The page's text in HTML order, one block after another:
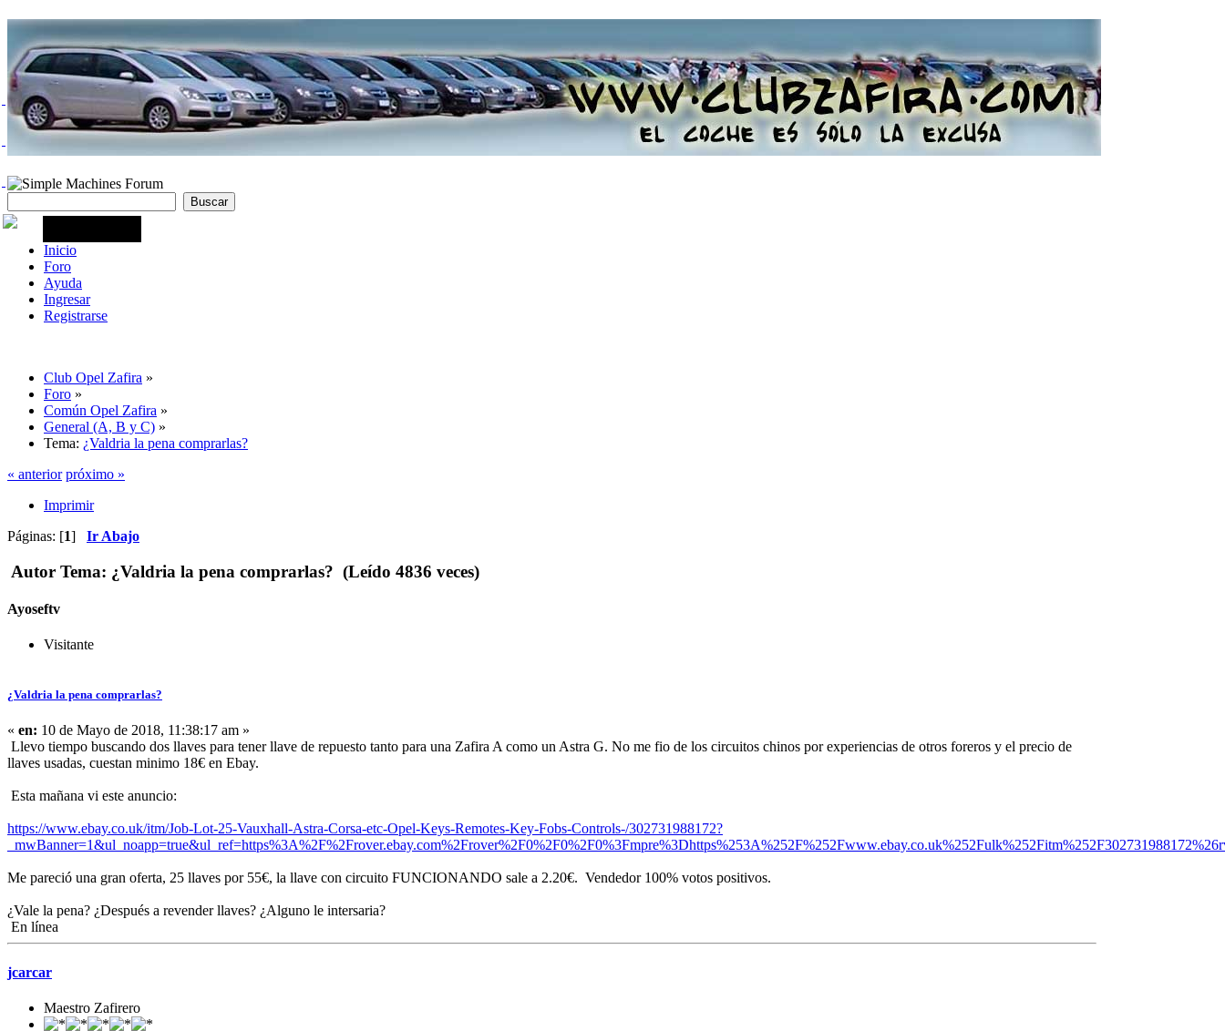
Inicio
Foro
Ayuda
Ingresar
Registrarse
Club Opel Zafira »
Foro »
Común Opel Zafira »
General (A, B y C) »
Tema: ¿Valdria la pena comprarlas?
« anterior próximo »
Imprimir
Páginas: [1] Ir Abajo
Autor Tema: ¿Valdria la pena comprarlas? (Leído 4836 veces)
Ayoseftv
Visitante
¿Valdria la pena comprarlas?
« en: 10 de Mayo de 2018, 11:38:17 am »
Llevo tiempo buscando dos llaves para tener llave de repuesto tanto para una Zafira A como un Astra G. No me fio de los circuitos chinos por experiencias de otros foreros y el precio de
llaves usadas, cuestan minimo 18€ en Ebay.
Esta mañana vi este anuncio:
https://www.ebay.co.uk/itm/Job-Lot-25-Vauxhall-Astra-Corsa-etc-Opel-Keys-Remotes-Key-Fobs-Controls-/302731988172?
Me pareció una gran oferta, 25 llaves por 55€, la llave con circuito FUNCIONANDO sale a 2.20€. Vendedor 100% votos positivos.
¿Vale la pena? ¿Después a revender llaves? ¿Alguno le intersaria?
En línea
jcarcar
Maestro Zafirero